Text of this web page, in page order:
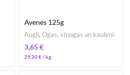
Avenes 125g
Augļi, Ogas, vīnogas un kauleņi
€
29,20€/